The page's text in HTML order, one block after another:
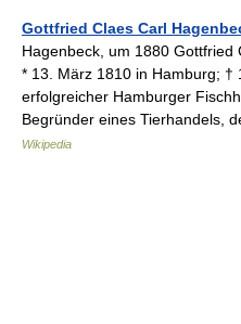
Gottfried Claes Carl
Hagenbeck, um 1880 Gottfried
* 13. März 1810 in Hamburg; †
erfolgreicher Hamburger
Begründer eines
Wikipedia